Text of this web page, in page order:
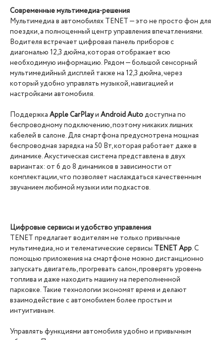
Современные мультимедиа-решения
Мультимедиа в автомобилях TENET — это не просто фон для
поездки, а полноценный центр управления впечатлениями.
Водителя встречает цифровая панель приборов с
диагональю 12,3 дюйма, которая отображает всю
необходимую информацию. Рядом — большой сенсорный
мультимедийный дисплей также на 12,3 дюйма, через
который удобно управлять музыкой, навигацией и
настройками автомобиля.
Поддержка Apple CarPlayи Android Autoдоступна по
беспроводному подключению, поэтому никаких лишних
кабелей в салоне. Для смартфона предусмотрена мощная
беспроводная зарядка на 50 Вт, которая работает даже в
динамике. Акустическая система представлена в двух
вариантах: от 6 до 8 динамиков в зависимости от
комплектации, что позволяет наслаждаться качественным
звучанием любимой музыки или подкастов.
Цифровые сервисы и удобство управления
TENET предлагает водителям не только привычные
мультимедиа, но и телематические сервисы TENET App. С
помощью приложения на смартфоне можно дистанционно
запускать двигатель, прогревать салон, проверять уровень
топлива и даже находить машину на переполненной
парковке. Такие технологии экономят время и делают
взаимодействие с автомобилем более простым и
интуитивным.
Управлять функциями автомобиля удобно и привычным